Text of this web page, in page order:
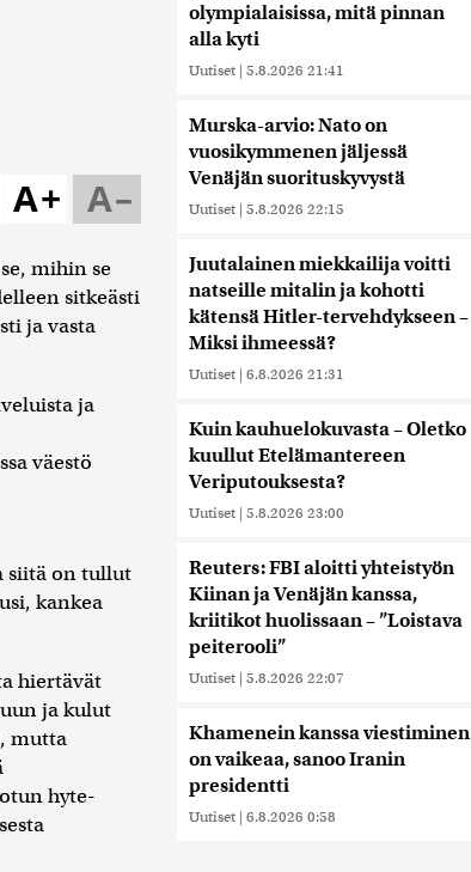
A–
A+
mihin se
sitkeästi
ja vasta
ja
väestö
siitä on tullut
kankea
hiertävät
ja kulut
mutta
hyte-
olympialaisissa, mitä pinnan
alla kyti
Uutiset | 5.8.2026 21:41
Murska-arvio: Nato on
vuosikymmenen jäljessä
Venäjän suorituskyvystä
Uutiset | 5.8.2026 22:15
Juutalainen miekkailija voitti
natseille mitalin ja kohotti
kätensä Hitler-tervehdykseen –
Miksi ihmeessä?
Uutiset | 6.8.2026 21:31
Kuin kauhuelokuvasta – Oletko
kuullut Etelämantereen
Veriputouksesta?
Uutiset | 5.8.2026 23:00
Reuters: FBI aloitti yhteistyön
Kiinan ja Venäjän kanssa,
kriitikot huolissaan – ”Loistava
peiterooli”
Uutiset | 5.8.2026 22:07
Khamenein kanssa viestiminen
on vaikeaa, sanoo Iranin
presidentti
Uutiset | 6.8.2026 0:58